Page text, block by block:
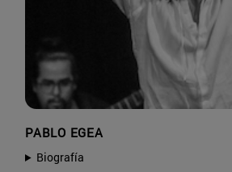
PABLO EGEA
Biografía